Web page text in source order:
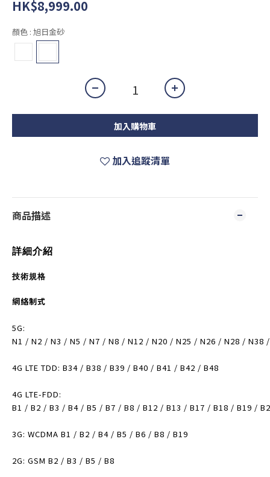
HK$8,999.00
顏色 : 旭日金砂
加入購物車
加入追蹤清單
商品描述
詳細介紹
技術規格
網絡制式
5G:
N1 / N2 / N3 / N5 / N7 / N8 / N12 / N20 / N25 / N26 / N28 /
4G LTE TDD: B34 / B38 / B39 / B40 / B41 / B42 / B48
4G LTE-FDD:
B1 / B2 / B3 / B4 / B5 / B7 / B8 / B12 / B13 / B17 / B18 / B19 /
3G: WCDMA B1 / B2 / B4 / B5 / B6 / B8 / B19
2G: GSM B2 / B3 / B5 / B8